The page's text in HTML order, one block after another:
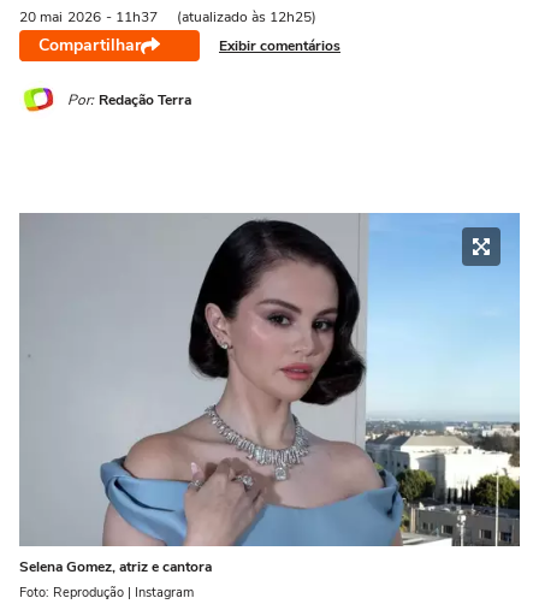
20 mai 2026 - 11h37 (atualizado às 12h25)
Compartilhar Exibir comentários
Por: Redação Terra
Selena Gomez, atriz e cantora
Foto: Reprodução | Instagram